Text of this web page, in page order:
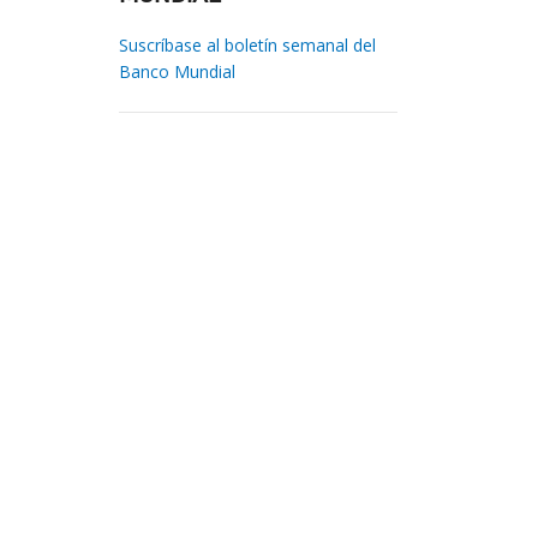
Suscríbase al boletín semanal del
Banco Mundial